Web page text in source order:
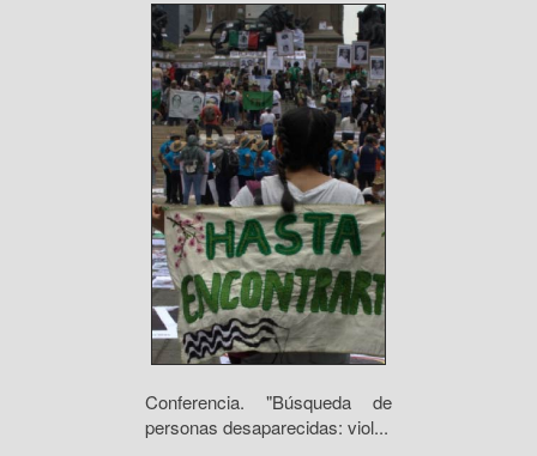
Conferencia. "Búsqueda de
personas desaparecidas: viol...